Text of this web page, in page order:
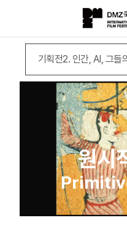
기획전2. 인간, AI, 그들
원시